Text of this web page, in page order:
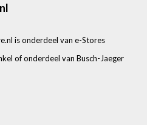
is onderdeel van e-Stores
of onderdeel van Busch-Jaeger